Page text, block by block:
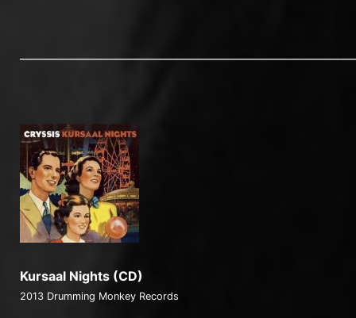
Kursaal Nights (CD)
2013 Drumming Monkey Records